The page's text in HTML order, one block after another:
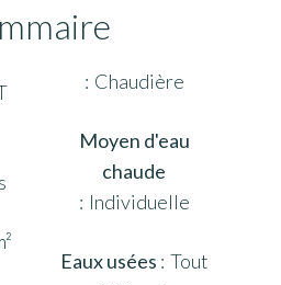
Chaudière
Moyen d'eau
chaude
Individuelle
Eaux usées Tout